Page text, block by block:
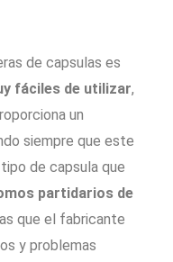
de capsulas es
fáciles de utilizar,
un
siempre que este
de capsula que
partidarios de
que el fabricante
y problemas